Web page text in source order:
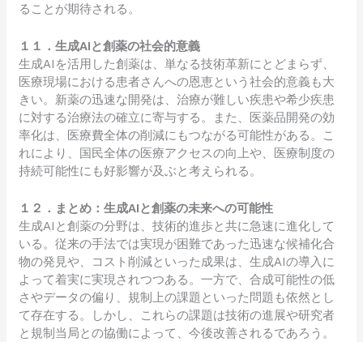
ることが期待される。
１１．生成AIと創薬の社会的意義
生成AIを活用した創薬は、単なる技術革新にとどまらず、
医療現場における患者さんへの恩恵という社会的意義も大
きい。新薬の迅速な開発は、治療が難しい疾患や希少疾患
に対する治療法の確立に寄与する。また、医薬品開発の効
率化は、医療費全体の削減にもつながる可能性がある。こ
れにより、国民全体の医療アクセスの向上や、医療制度の
持続可能性にも好影響が及ぶと考えられる。
１２．まとめ：生成AIと創薬の未来への可能性
生成AIと創薬の分野は、技術的進歩と共に急速に進化して
いる。従来の手法では実現が困難であった迅速な候補化合
物の発見や、コスト削減といった成果は、生成AIの導入に
よって着実に実現されつつある。一方で、合成可能性の低
さやデータの偏り、規制上の課題といった問題も依然とし
て存在する。しかし、これらの課題は技術の進展や研究者
と規制当局との協働によって、今後改善されるであろう。